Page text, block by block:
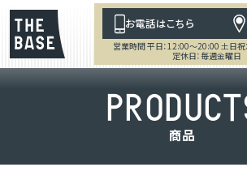
お電話はこちら
営業時間 平日：12:00～20:00 土日
定休日：毎週金曜日
PRODUCT
商品